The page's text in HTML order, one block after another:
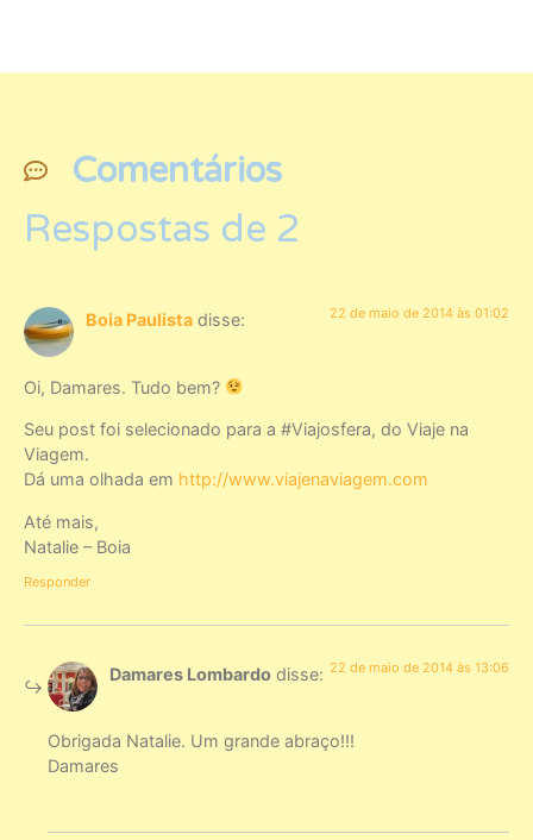
Comentários
Respostas de 2
Boia Paulista disse: 22 de maio de 2014 às 01:02
Oi, Damares. Tudo bem?
Seu post foi selecionado para a #Viajosfera, do Viaje na
Viagem.
Dá uma olhada em http://www.viajenaviagem.com
Até mais,
Natalie – Boia
Responder
Damares Lombardo disse: 22 de maio de 2014 às 13:06
Obrigada Natalie. Um grande abraço!!!
Damares